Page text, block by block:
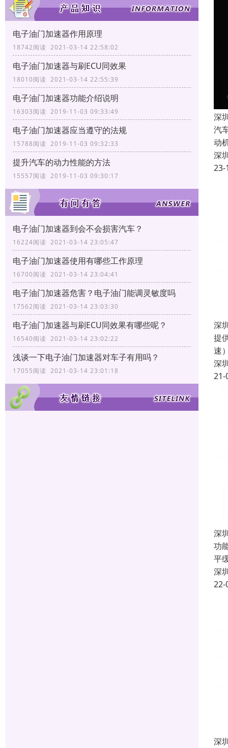
电子油门加速器作用原理
18742阅读 2021-03-14 22:58:02
电子油门加速器与刷ECU同效果
18010阅读 2021-03-14 22:55:39
电子油门加速器功能介绍说明
16303阅读 2019-11-03 09:33:49
电子油门加速器应当遵守的法规
15788阅读 2019-11-03 09:32:33
提升汽车的动力性能的方法
15557阅读 2019-11-03 09:30:17
电子油门加速器到会不会损害汽车？
16224阅读 2021-03-14 23:05:47
电子油门加速器使用有哪些工作原理
16700阅读 2021-03-14 23:04:41
电子油门加速器危害？电子油门能调灵敏度吗
17562阅读 2021-03-14 23:03:30
电子油门加速器与刷ECU同效果有哪些呢？
16540阅读 2021-03-14 23:02:22
浅谈一下电子油门加速器对车子有用吗？
17055阅读 2021-03-14 23:01:18
深
汽
动
深
23-
深
提
速
深
21-
深
功
平
深
22-
深